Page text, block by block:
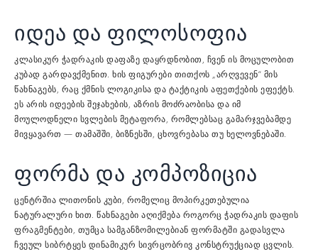
იდეა და ფილოსოფია
კლასიკურ ჭადრაკის დაფაზე დაყრდნობით, ჩვენ ის მოცულობით
კუბად გარდავქმენით. ხის ფიგურები თითქოს „არღვევენ“ მის
წახნაგებს, რაც ქმნის ლოგიკისა და ტაქტიკის აფეთქების ეფექტს.
ეს არის იდეების შეჯახების, აზრის მოძრაობისა და იმ
მოულოდნელი სვლების მეტაფორა, რომლებსაც გამარჯვებამდე
მივყავართ — თამაშში, ბიზნესში, ცხოვრებასა თუ ხელოვნებაში.
ფორმა და კომპოზიცია
ცენტრშია ლითონის კუბი, რომელიც მოპირკეთებულია
ნატურალური ხით. წახნაგები აღიქმება როგორც ჭადრაკის დაფის
ფრაგმენტები, თუმცა სამგანზომილებიან ფორმატში გადასვლა
ჩვეულ სიბრტყეს დინამიკურ სივრცობრივ კონსტრუქციად ცვლის.